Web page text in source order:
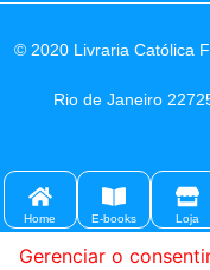
© 2020 Livraria Católica
Rio de Janeiro
Home E-books Loja
Gerenciar o